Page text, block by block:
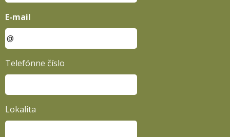
E-mail
Telefónne číslo
Lokalita